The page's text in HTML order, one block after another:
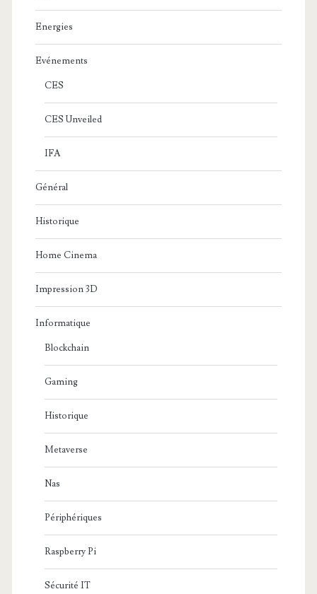
Energies
Evénements
CES
CES Unveiled
IFA
Général
Historique
Home Cinema
Impression 3D
Informatique
Blockchain
Gaming
Historique
Metaverse
Nas
Périphériques
Raspberry Pi
Sécurité IT